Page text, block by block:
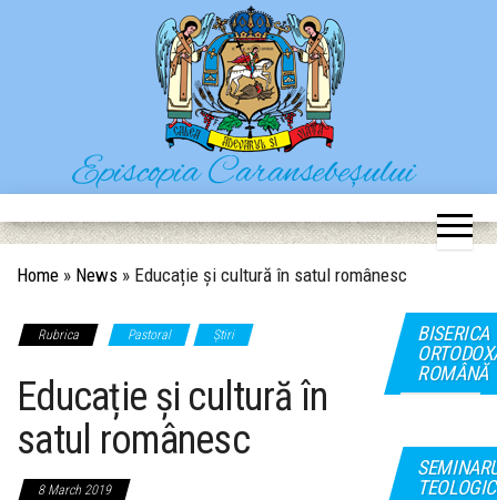
Episcopia Caransebeșului
Situl oficial al Episcopiei Caransebeșului
Home » News » Educație și cultură în satul românesc
Rubrica Pastoral Știri
Educație și cultură în
satul românesc
8 March 2019
BISERICA
ROMÂNĂ
TEOLOGIC